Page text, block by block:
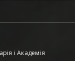
і Академія